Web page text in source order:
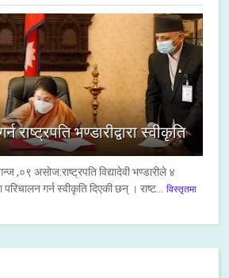
राष्ट्रपति भण्डारीद्वारा स्वीकृति
,०९ असाेज:राष्ट्रपति विद्यादेवी भण्डारीले ४
गर्न स्वीकृति दिएकी छन् । राष्ट...
विस्तृतमा